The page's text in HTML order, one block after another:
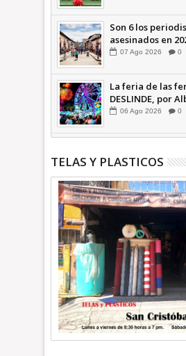
INFORMATIVA
Son 6 los
asesinados en
COMENTARIO A
07 Ago 2026 0
La feria de las
DESLINDE, por
06 Ago 2026 0
TELAS Y PLASTICOS